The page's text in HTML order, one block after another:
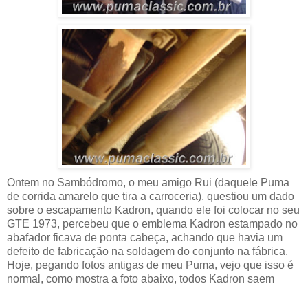
Ontem no Sambódromo, o meu amigo Rui (daquele Puma
de corrida amarelo que tira a carroceria), questiou um dado
sobre o escapamento Kadron, quando ele foi colocar no seu
GTE 1973, percebeu que o emblema Kadron estampado no
abafador ficava de ponta cabeça, achando que havia um
defeito de fabricação na soldagem do conjunto na fábrica.
Hoje, pegando fotos antigas de meu Puma, vejo que isso é
normal, como mostra a foto abaixo, todos Kadron saem